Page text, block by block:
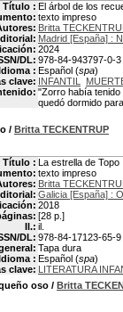
Título : El árbol de los
texto impreso
Britta
Madrid [España] :
2024
DL: 978-84-943797-0-3
: Español (spa)
clave: INFANTIL
"Zorro había
quedó dormido
/ Britta TECKENTRUP
Título : La estrella de Topo
texto impreso
Britta
Galicia [España] :
2018
[28 p.]
Il.: il.
DL: 978-84-17123-65-9
Tapa dura
: Español (spa)
clave: LITERATURA
oso / Britta